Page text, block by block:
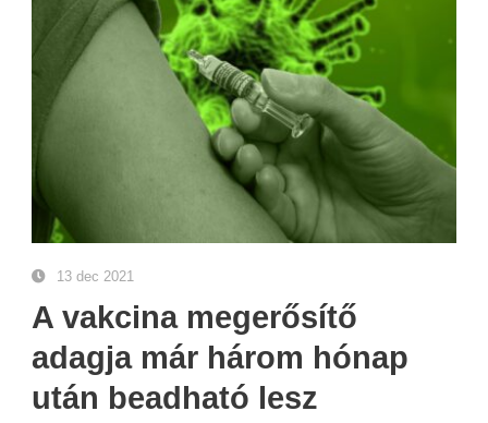
13 dec 2021
A vakcina megerősítő
adagja már három hónap
után beadható lesz